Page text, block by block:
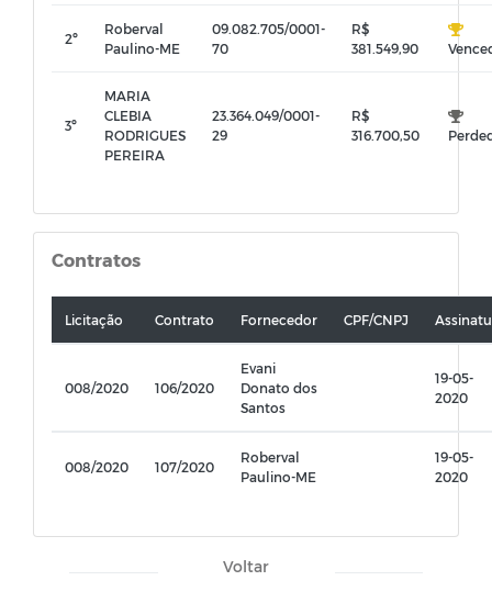
2º
Roberval
Paulino-ME
09.082.705/0001-
70
R$
381.549,90
3º
MARIA
CLEBIA
RODRIGUES
PEREIRA
23.364.049/0001-
29
R$
316.700,50
Contratos
Licitação Contrato Fornecedor CPF/CNPJ
008/2020 106/2020
Evani
Donato dos
Santos
19-05-
2020
008/2020 107/2020
Roberval
Paulino-ME
19-05-
2020
Voltar